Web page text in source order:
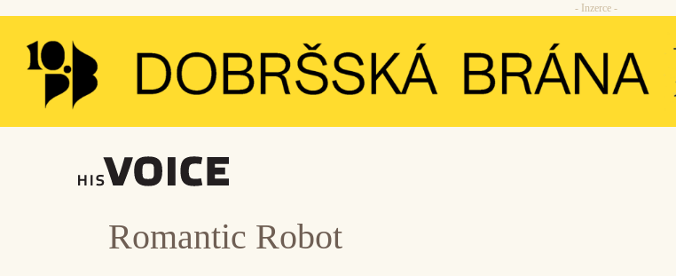
Přeskočit
obsah
- Inzerce -
Romantic Robot